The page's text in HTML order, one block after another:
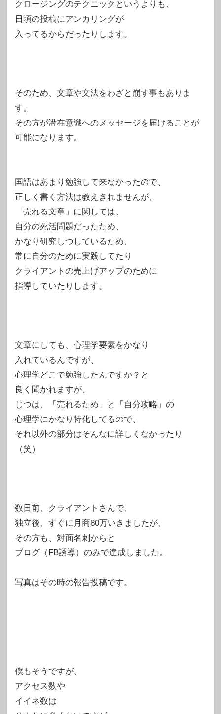
クロージングのテクニックというよりも、
日頃の投稿にアンカリングが
入ってるからだったりします。
そのため、文章や文法をわざと崩す事もありま
す。
その方が潜在意識へのメッセージを届けることが
可能になります。
国語はあまり勉強して来なかったので、
正しく書く方法は教えきれませんが、
「売れる文章」に関しては、
自分の死活問題だったため、
かなり研究しつしているため、
常に自分のために実践してたり
クライアントの売上げアップのために
指導していたりします。
文章にしても、心理学要素をかなり
入れているんですが、
心理学どこで勉強したんですか？と
良く聞かれますが、
じつは、「売れるため」と「自分攻略」の
心理学にかなり特化してるので、
それ以外の部分はそんなに詳しくなかったり
（笑）
数日前、クライアントさんで、
独立後、すぐに月商80万いきましたが、
その方も、対面名刺からと
ブログ（FB誘導）のみで達成しました。
写真はその時の報告投稿です。
僕もそうですが、
アクセス数や
イイネ数は